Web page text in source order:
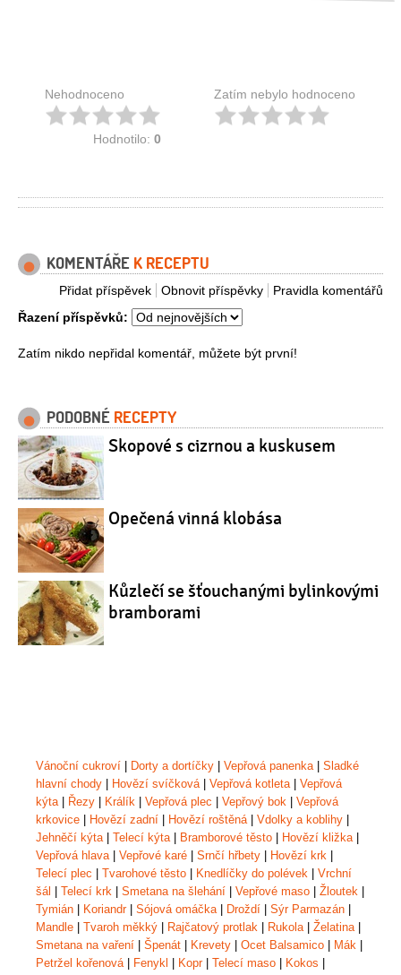
Nehodnoceno
Hodnotilo: 0
Zatím nebylo hodnoceno
KOMENTÁŘE K RECEPTU
Pravidla komentářů
Obnovit příspěvky
Přidat příspěvek
Řazení příspěvků:
Zatím nikdo nepřidal komentář, můžete být první!
PODOBNÉ RECEPTY
Skopové s cizrnou a kuskusem
Opečená vinná klobása
Kůzlečí se šťouchanými bylinkovými
bramborami
Vánoční cukroví Dorty a dortíčky Vepřová panenka| Sladké
hlavní chody
Hovězí svíčková| Vepřová kotleta| Vepřová
kýta| Řezy Králík Vepřová plec Vepřový bok
Vepřová
krkovice
Hovězí zadní Hovězí roštěná| Vdolky a koblihy
Jehněčí kýta| Telecí kýta| Bramborové těsto Hovězí kližka|
Vepřová hlava| Vepřové karé Srnčí hřbety Hovězí krk
Telecí plec
Tvarohové těsto Knedlíčky do polévek
Vrchní
šál
Telecí krk Smetana na šlehání Vepřové maso Žloutek
Tymián
Koriandr| Sójová omáčka| Droždí Sýr Parmazán
Mandle
Tvaroh měkký Rajčatový protlak Rukola| Želatina|
Smetana na vaření
Špenát Krevety Ocet Balsamico Mák
Petržel kořenová| Fenykl Kopr| Telecí maso Kokos